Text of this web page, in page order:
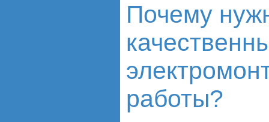
Почему
работы?